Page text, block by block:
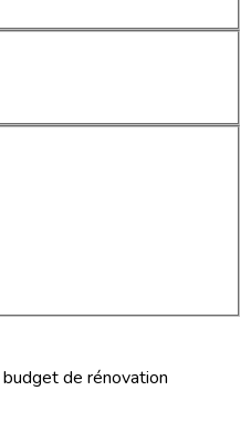
de rénovation